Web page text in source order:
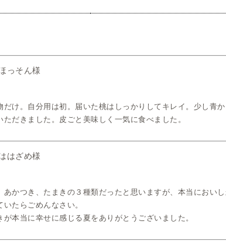
っそん様
だけ。自分用は初。届いた桃はしっかりしてキレイ。少し青
ただきました。皮ごと美味しく一気に食べました。
はざめ様
あかつき、たまきの３種類だったと思いますが、本当においし
たらごめんなさい。
が本当に幸せに感じる夏をありがとうございました。